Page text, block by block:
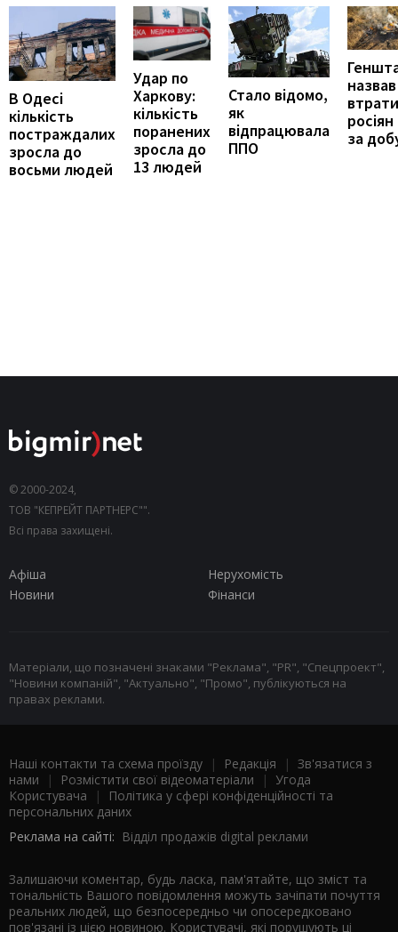
В Одесі
кількість
постраждалих
зросла до
восьми людей
Удар по
Харкову:
кількість
поранених
зросла до
13 людей
Стало відомо,
як
відпрацювала
ППО
назвав
втрати
росіян
за
© 2000-2024,
ТОВ "КЕПРЕЙТ ПАРТНЕРС"".
Всі права захищені.
Афіша
Нерухомість
Новини
Фінанси
Матеріали, що позначені знаками "Реклама", "PR", "Спецпроект",
"Новини компаній", "Актуально", "Промо", публікуються на
правах реклами.
Наші контакти та схема проїзду | Редакція | Зв'язатися з
нами | Розмістити свої відеоматеріали | Угода
Користувача |
Політика у сфері конфіденційності та
персональних даних
Реклама на сайті: Відділ продажів digital реклами
Залишаючи коментар, будь ласка, пам'ятайте, що зміст та
тональність Вашого повідомлення можуть зачіпати почуття
реальних людей, що безпосередньо чи опосередковано
пов'язані із цією новиною. Користувачі, які порушують ці